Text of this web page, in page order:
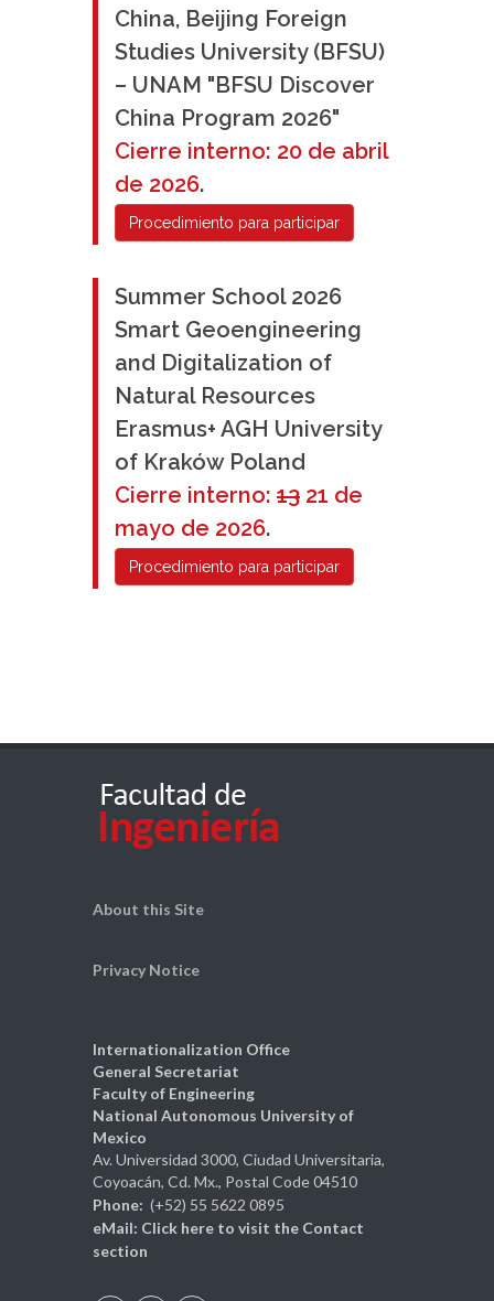
China, Beijing Foreign
Studies University (BFSU)
– UNAM "BFSU Discover
China Program 2026"
Cierre interno: 20 de abril
de 2026.
Procedimiento para participar
Summer School 2026
Smart Geoengineering
and Digitalization of
Natural Resources
Erasmus+ AGH University
of Kraków Poland
Cierre interno: 13 21 de
mayo de 2026.
Procedimiento para participar
About this Site
Privacy Notice
Internationalization Office
General Secretariat
Faculty of Engineering
National Autonomous University of
Mexico
Av. Universidad 3000, Ciudad Universitaria,
Coyoacán, Cd. Mx., Postal Code 04510
Phone: (+52) 55 5622 0895
eMail: Click here to visit the Contact
section